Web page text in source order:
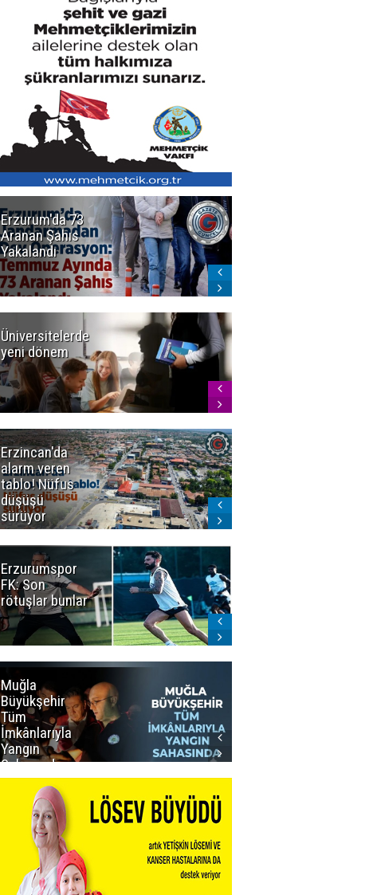
Erzurum'da 73
Aranan Şahıs
Yakalandı
Üniversitelerde
yeni dönem
Erzincan'da
alarm veren
tablo! Nüfus
düşüşü
sürüyor
Erzurumspor
FK: Son
rötuşlar bunlar
Muğla
Büyükşehir
Tüm
İmkânlarıyla
Yangın
Sahasında